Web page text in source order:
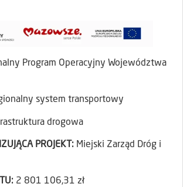
Program Operacyjny Województwa
system transportowy
drogowa
PROJEKT: Miejski Zarząd Dróg i
2 801 106,31 zł